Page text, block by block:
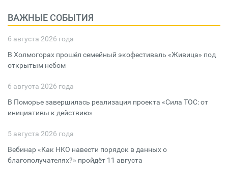
ВАЖНЫЕ СОБЫТИЯ
6 августа 2026 года
В Холмогорах прошёл семейный экофестиваль «Живица» под
открытым небом
6 августа 2026 года
В Поморье завершилась реализация проекта «Сила ТОС: от
инициативы к действию»
5 августа 2026 года
Вебинар «Как НКО навести порядок в данных о
благополучателях?» пройдёт 11 августа